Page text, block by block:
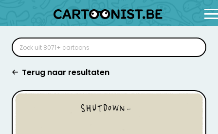
Terug naar resultaten